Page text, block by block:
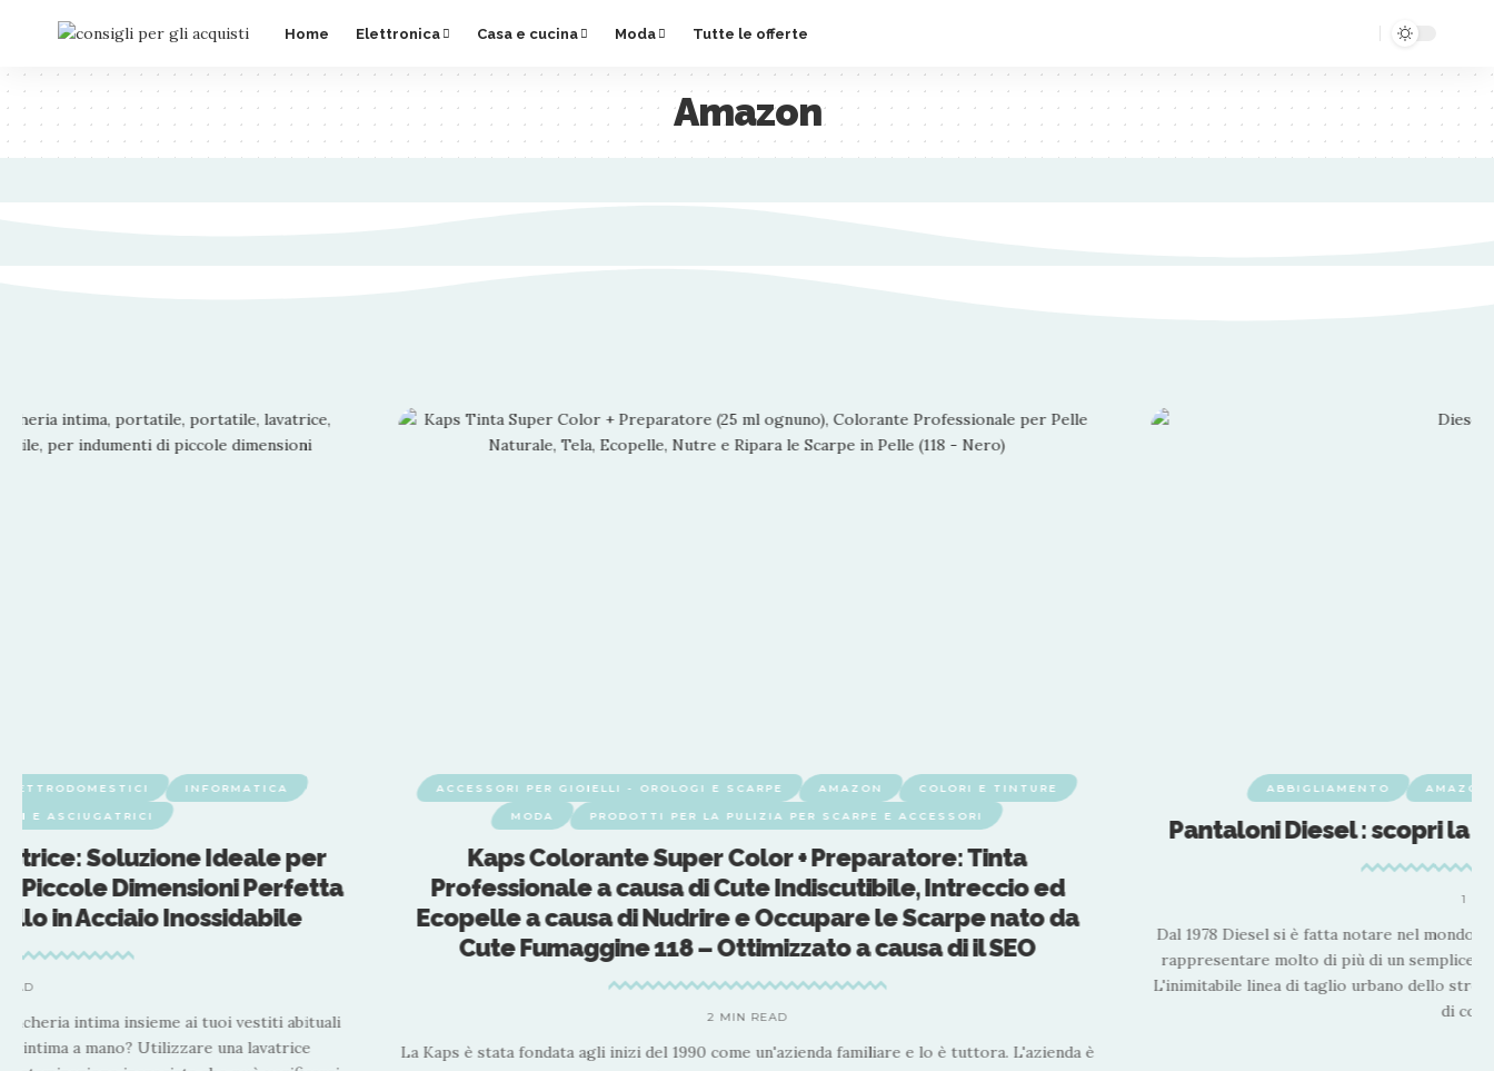
Home Elettronica Casa e cucina Moda Tutte le offerte
Amazon
INFORMATICA
E ASCIUGATRICI
Soluzione Ideale per
Piccole Dimensioni Perfetta
in Acciaio Inossidabile
intima insieme ai tuoi vestiti abituali
intima a mano? Utilizzare una lavatrice
ACCESSORI PER GIOIELLI - OROLOGI E SCARPE AMAZON COLORI E TINTURE
MODA PRODOTTI PER LA PULIZIA PER SCARPE E ACCESSORI
Kaps Colorante Super Color + Preparatore: Tinta
Professionale a causa di Cute Indiscutibile, Intreccio ed
Ecopelle a causa di Nudrire e Occupare le Scarpe nato da
Cute Fumaggine 118 – Ottimizzato a causa di il SEO
2 MIN READ
La Kaps è stata fondata agli inizi del 1990 come un'azienda familiare e lo è tuttora. L'azienda è
ABBIGLIAMENTO AMAZON
Pantaloni Diesel : scopri la
1
Dal 1978 Diesel si è fatta notare nel mondo
rappresentare molto di più di un semplice
L'inimitabile linea di taglio urbano dello
di